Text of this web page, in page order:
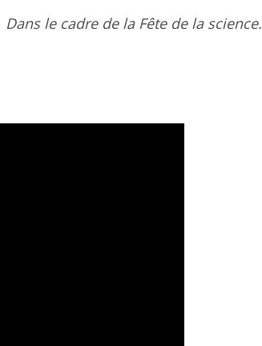
Dans le cadre de la Fête de la science.